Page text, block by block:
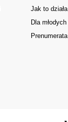
Jak to działa
Dla młodych
Prenumerata